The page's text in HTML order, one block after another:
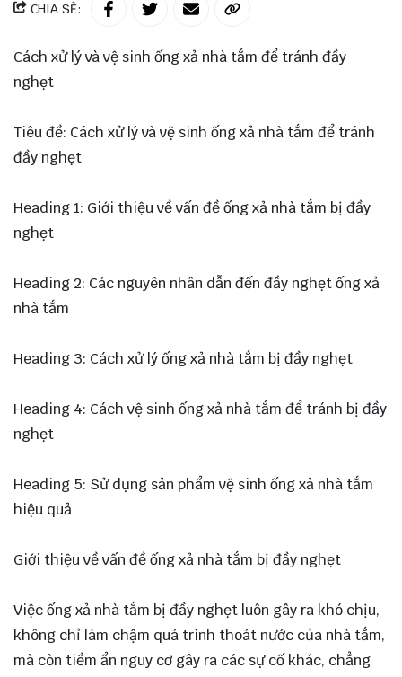
CHIA SẺ:
Cách xử lý và vệ sinh ống xả nhà tắm để tránh đầy
nghẹt
Tiêu đề: Cách xử lý và vệ sinh ống xả nhà tắm để tránh
đầy nghẹt
Heading 1: Giới thiệu về vấn đề ống xả nhà tắm bị đầy
nghẹt
Heading 2: Các nguyên nhân dẫn đến đầy nghẹt ống xả
nhà tắm
Heading 3: Cách xử lý ống xả nhà tắm bị đầy nghẹt
Heading 4: Cách vệ sinh ống xả nhà tắm để tránh bị đầy
nghẹt
Heading 5: Sử dụng sản phẩm vệ sinh ống xả nhà tắm
hiệu quả
Giới thiệu về vấn đề ống xả nhà tắm bị đầy nghẹt
Việc ống xả nhà tắm bị đầy nghẹt luôn gây ra khó chịu,
không chỉ làm chậm quá trình thoát nước của nhà tắm,
mà còn tiềm ẩn nguy cơ gây ra các sự cố khác, chẳng